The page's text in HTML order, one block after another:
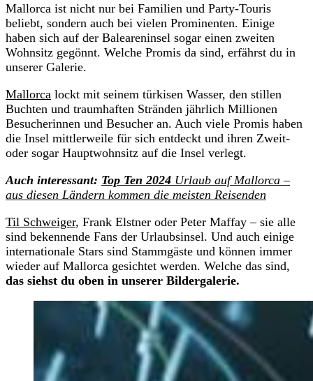
Mallorca ist nicht nur bei Familien und Party-Touris
beliebt, sondern auch bei vielen Prominenten. Einige
haben sich auf der Baleareninsel sogar einen zweiten
Wohnsitz gegönnt. Welche Promis da sind, erfährst du in
unserer Galerie.
Mallorca lockt mit seinem türkisen Wasser, den stillen
Buchten und traumhaften Stränden jährlich Millionen
Besucherinnen und Besucher an. Auch viele Promis haben
die Insel mittlerweile für sich entdeckt und ihren Zweit-
oder sogar Hauptwohnsitz auf die Insel verlegt.
Auch interessant: Top Ten 2024 Urlaub auf Mallorca –
aus diesen Ländern kommen die meisten Reisenden
Til Schweiger, Frank Elstner oder Peter Maffay – sie alle
sind bekennende Fans der Urlaubsinsel. Und auch einige
internationale Stars sind Stammgäste und können immer
wieder auf Mallorca gesichtet werden. Welche das sind,
das siehst du oben in unserer Bildergalerie.